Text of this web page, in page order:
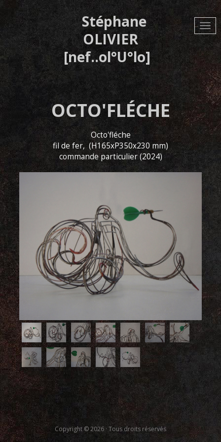
contenu
principal
Stéphane
OLIVIER
[nef..ol°U°lo]
OCTO'FLÉCHE
Octo'fléche
fil de fer, (H165xP350x230 mm)
commande particulier (2024)
Copyright © 2026 · Tous droits réservés